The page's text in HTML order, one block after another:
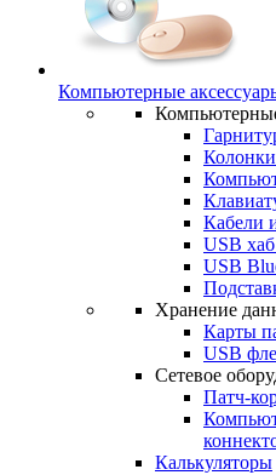
Компьютерные
Кабели
USB
USB
Хранение
Карты
USB
Сетевое
Патч-
Калькуляторы